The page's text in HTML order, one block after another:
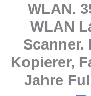
WLAN.
WLAN
Scanner.
Kopierer,
Jahre